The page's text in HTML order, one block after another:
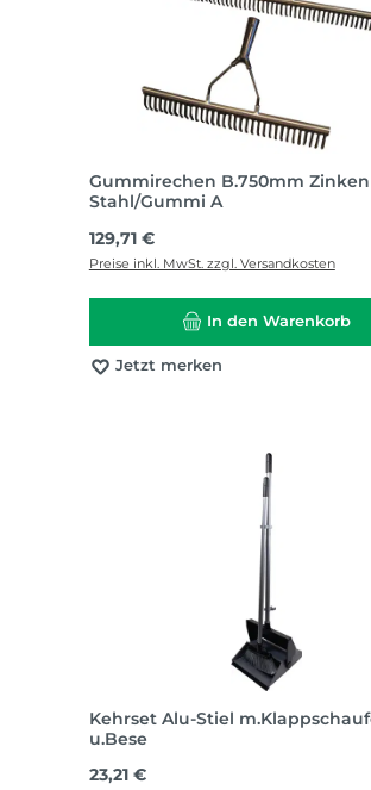
Gummirechen B.750mm Zinken
Stahl/Gummi A
Regulärer Preis:
129,71 €
Preise inkl. MwSt. zzgl. Versandkosten
In den Warenkorb
Jetzt merken
Kehrset Alu-Stiel
u.Bese
Regulärer Preis:
23,21 €